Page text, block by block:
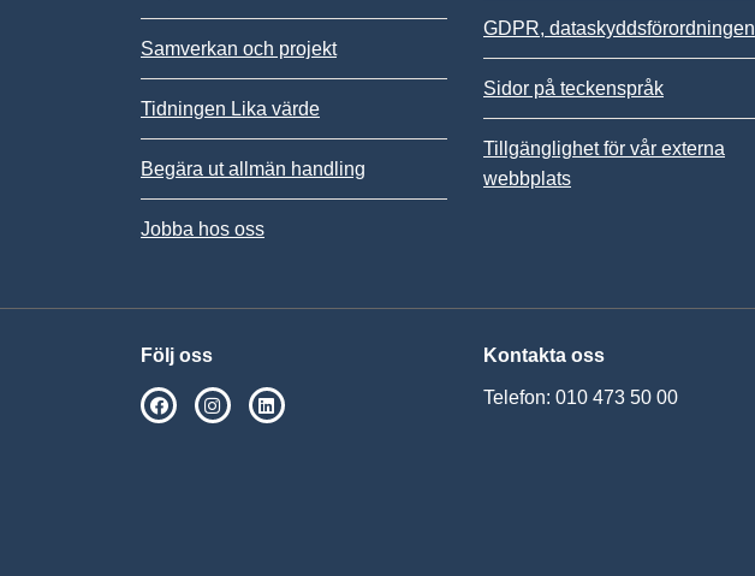
Samverkan och projekt
Tidningen Lika värde
Begära ut allmän handling
Jobba hos oss
GDPR, dataskyddsförordningen
Sidor på teckenspråk
Tillgänglighet för vår externa
webbplats
Följ oss
SPSM på Facebook
SPSM på Instagram
Kontakta oss
Telefon: 010 473 50 00